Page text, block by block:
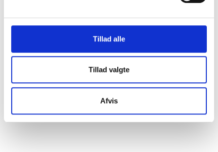
Tillad alle
Tillad valgte
Afvis